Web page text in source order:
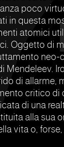
poco
in questa
atomici
Oggetto di
neo-
Mendeleev.
di allarme,
critico di
di una
alla sua
vita o,